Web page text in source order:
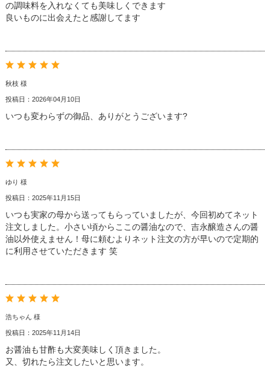
の調味料を入れなくても美味しくできます
良いものに出会えたと感謝してます
秋枝 様
投稿日：2026年04月10日
いつも変わらずの御品、ありがとうございます?
ゆり 様
投稿日：2025年11月15日
いつも実家の母から送ってもらっていましたが、今回初めてネット
注文しました。小さい頃からここの醤油なので、吉永醸造さんの醤
油以外使えません！母に頼むよりネット注文の方が早いので定期的
に利用させていただきます 笑
浩ちゃん 様
投稿日：2025年11月14日
お醤油も甘酢も大変美味しく頂きました。
又、切れたら注文したいと思います。